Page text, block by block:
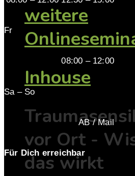
weitere
Inhouse
vor Ort -
das wirkt
Fr
08:00 – 12:00
Sa – So
AB / Mail
Für Dich erreichbar